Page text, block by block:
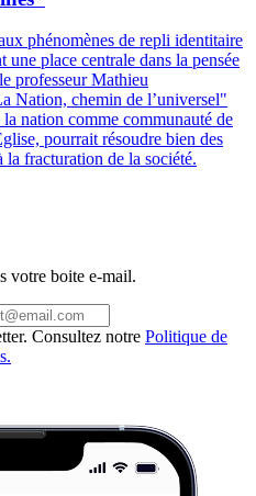
phénomènes de repli identitaire
une place centrale dans la pensée
professeur Mathieu
Nation, chemin de l’universel"
nation comme communauté de
pourrait résoudre bien des
fracturation de la société.
votre boite e-mail.
Consultez notre Politique de